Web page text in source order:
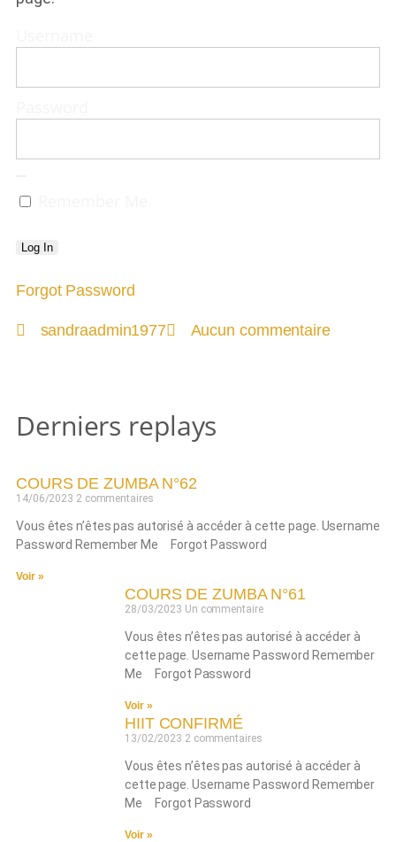
Forgot Password
sandraadmin1977 Aucun commentaire
Derniers replays
COURS DE ZUMBA N°62
14/06/2023 2 commentaires
Vous êtes n’êtes pas autorisé à accéder à cette page. Username
Password Remember Me Forgot Password
Voir »
COURS DE ZUMBA N°61
28/03/2023 Un commentaire
Vous êtes n’êtes pas autorisé à accéder à
cette page. Username Password Remember
Me Forgot Password
Voir »
HIIT CONFIRMÉ
13/02/2023 2 commentaires
Vous êtes n’êtes pas autorisé à accéder à
cette page. Username Password Remember
Me Forgot Password
Voir »